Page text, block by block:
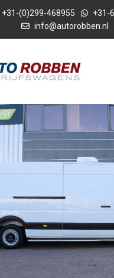
+31-(0)299-468955
+31-
info@autorobben.nl